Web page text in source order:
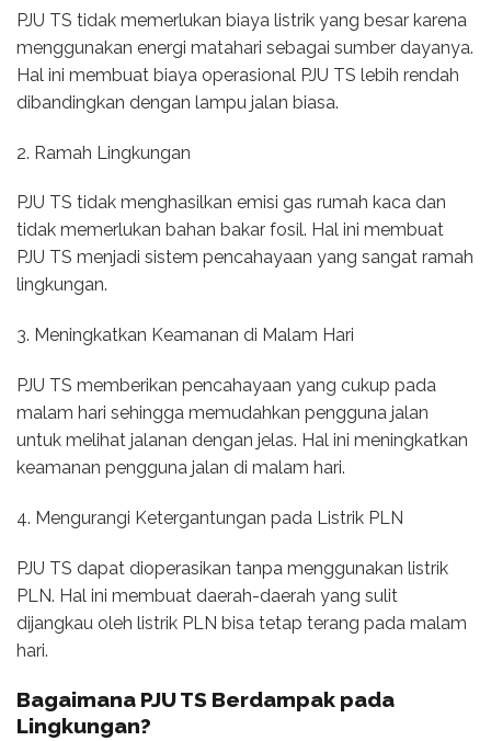
PJU TS tidak memerlukan biaya listrik yang besar karena
menggunakan energi matahari sebagai sumber dayanya.
Hal ini membuat biaya operasional PJU TS lebih rendah
dibandingkan dengan lampu jalan biasa.
2. Ramah Lingkungan
PJU TS tidak menghasilkan emisi gas rumah kaca dan
tidak memerlukan bahan bakar fosil. Hal ini membuat
PJU TS menjadi sistem pencahayaan yang sangat ramah
lingkungan.
3. Meningkatkan Keamanan di Malam Hari
PJU TS memberikan pencahayaan yang cukup pada
malam hari sehingga memudahkan pengguna jalan
untuk melihat jalanan dengan jelas. Hal ini meningkatkan
keamanan pengguna jalan di malam hari.
4. Mengurangi Ketergantungan pada Listrik PLN
PJU TS dapat dioperasikan tanpa menggunakan listrik
PLN. Hal ini membuat daerah-daerah yang sulit
dijangkau oleh listrik PLN bisa tetap terang pada malam
hari.
Bagaimana PJU TS Berdampak pada
Lingkungan?